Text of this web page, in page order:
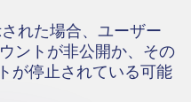
れた場合、ユーザー
ントが非公開か、その
が停止されている可能